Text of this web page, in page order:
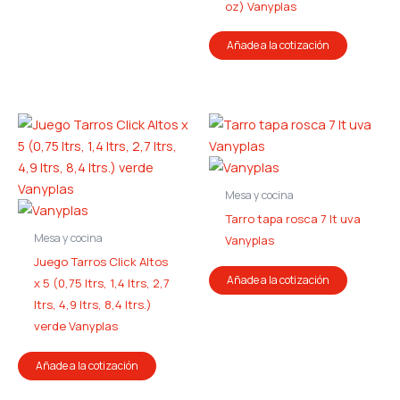
oz) Vanyplas
Añade a la cotización
Mesa y cocina
Juego Tarros Click Altos
x 5 (0,75 ltrs, 1,4 ltrs, 2,7
ltrs, 4,9 ltrs, 8,4 ltrs.)
verde Vanyplas
Añade a la cotización
Mesa y cocina
Tarro tapa rosca 7 lt uva
Vanyplas
Añade a la cotización